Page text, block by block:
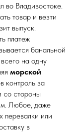
во Владивостоке.
товар и везти
выпуск.
платеж
банальной
на одну
морской
контроль за
со стороны
Любое, даже
перевалки или
в